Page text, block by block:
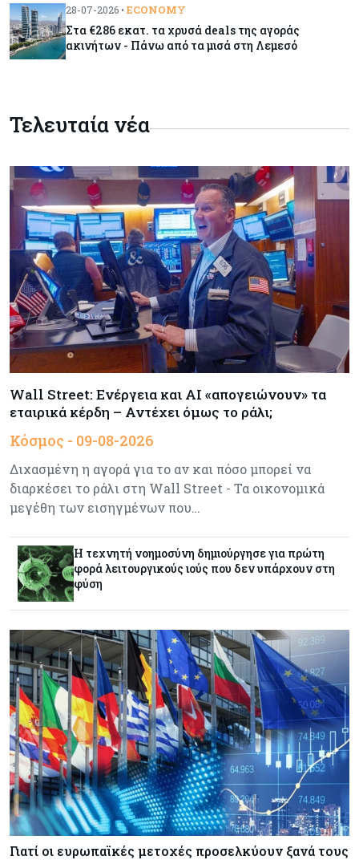
Golden Fleet: Τα νέα θωρηκτά του Τραμπ που
προκαλούν αντιδράσεις και ο λογαριασμός –
μαμούθ
ουρανοξύστες
Κόσμος 09-08-2026
Πώς οι big tech εκτόξευσαν την
κεφαλαιοποίηση του Nasdaq 100 κατά $3,5 τρισ.
Αρθρογραφία 09-08-2026
Η επενδυτική κουλτούρα που λείπει από την
Κύπρο
Τουρισμός 09-08-2026
Στη σκανδιναβική αγορά ποντάρει η Κύπρος για
Ενέργεια: Στερεύουν τα αποθέματα της
Ευρώπης - Τι θα γίνει τον χειμώνα
Ενέργεια
Η χώρα με τα περισσότερα φωτοβολταϊκά στις
στέγες διευρύνει την επιδότησή τους
επίκεντρο η επίμονη ακρίβεια
Κόσμος 08-08-2026
Ορμούζ: Πάνω από $510.000 την ημέρα για ένα
VLCC – Η αγορά πληρώνει πλέον τον κίνδυνο
και όχι τα μίλια
Κόσμος 08-08-2026
Αγορές ακινήτων: Οι 10 πιο ακριβές ευρωπαϊκές
πόλεις για αγορά σπιτιού (πίνακας)
28-07-2026 • ECONOMY
Στα €286 εκατ. τα χρυσά deals της αγοράς
ακινήτων - Πάνω από τα μισά στη Λεμεσό
Τελευταία νέα
Wall Street: Ενέργεια και AI «απογειώνουν» τα
εταιρικά κέρδη – Αντέχει όμως το ράλι;
Κόσμος - 09-08-2026
Διχασμένη η αγορά για το αν και πόσο μπορεί να
διαρκέσει το ράλι στη Wall Street - Τα οικονομικά
μεγέθη των εισηγμένων που…
Η τεχνητή νοημοσύνη δημιούργησε για πρώτη
φορά λειτουργικούς ιούς που δεν υπάρχουν στη
φύση
Γιατί οι ευρωπαϊκές μετοχές προσελκύουν ξανά τους